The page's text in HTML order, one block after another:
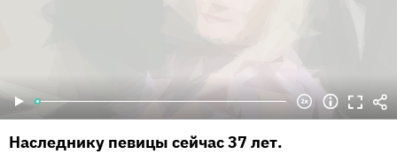
Наследнику певицы сейчас 37 лет.